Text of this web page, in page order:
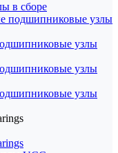
в сборе
подшипниковые узлы
узлы
узлы
узлы